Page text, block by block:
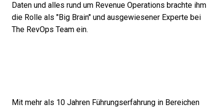
Daten und alles rund um Revenue Operations brachte ihm
die Rolle als "Big Brain" und ausgewiesener Experte bei
The RevOps Team ein.
Mit mehr als 10 Jahren Führungserfahrung in Bereichen